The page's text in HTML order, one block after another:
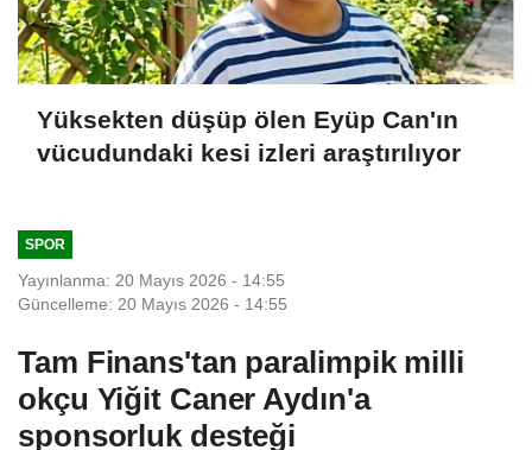
Yüksekten düşüp ölen Eyüp Can'ın
vücudundaki kesi izleri araştırılıyor
SPOR
Yayınlanma: 20 Mayıs 2026 - 14:55
Güncelleme: 20 Mayıs 2026 - 14:55
Tam Finans'tan paralimpik milli
okçu Yiğit Caner Aydın'a
sponsorluk desteği